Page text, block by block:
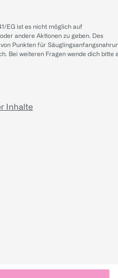
EG ist es nicht möglich auf
andere Aktionen zu geben. Des
Punkten für
Bei weiteren Fragen wende dich bitte
Inhalte